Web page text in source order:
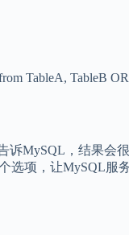
TableA, TableB
MySQL，结果
选项，让MySQL服